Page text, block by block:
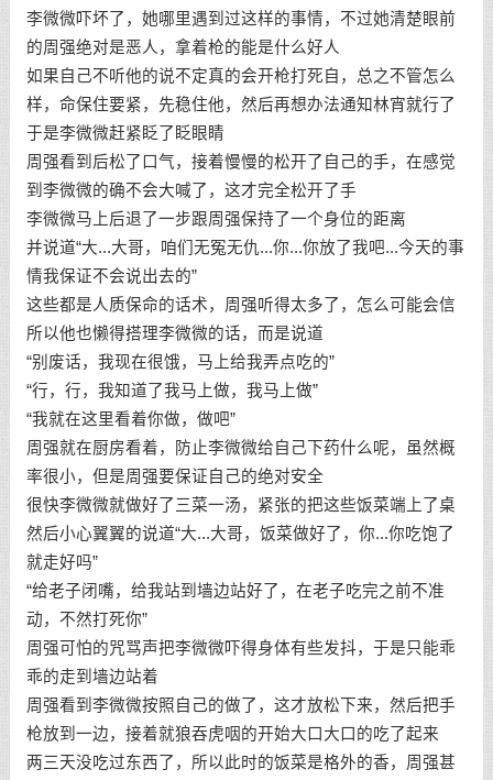
李微微吓坏了，她哪里遇到过这样的事情，不过她清楚眼前
的周强绝对是恶人，拿着枪的能是什么好人
如果自己不听他的说不定真的会开枪打死自，总之不管怎么
样，命保住要紧，先稳住他，然后再想办法通知林宵就行了
于是李微微赶紧眨了眨眼睛
周强看到后松了口气，接着慢慢的松开了自己的手，在感觉
到李微微的确不会大喊了，这才完全松开了手
李微微马上后退了一步跟周强保持了一个身位的距离
并说道“大...大哥，咱们无冤无仇...你...你放了我吧...今天的事
情我保证不会说出去的”
这些都是人质保命的话术，周强听得太多了，怎么可能会信
所以他也懒得搭理李微微的话，而是说道
“别废话，我现在很饿，马上给我弄点吃的”
“行，行，我知道了我马上做，我马上做”
“我就在这里看着你做，做吧”
周强就在厨房看着，防止李微微给自己下药什么呢，虽然概
率很小，但是周强要保证自己的绝对安全
很快李微微就做好了三菜一汤，紧张的把这些饭菜端上了桌
然后小心翼翼的说道“大...大哥，饭菜做好了，你...你吃饱了
就走好吗”
“给老子闭嘴，给我站到墙边站好了，在老子吃完之前不准
动，不然打死你”
周强可怕的咒骂声把李微微吓得身体有些发抖，于是只能乖
乖的走到墙边站着
周强看到李微微按照自己的做了，这才放松下来，然后把手
枪放到一边，接着就狼吞虎咽的开始大口大口的吃了起来
两三天没吃过东西了，所以此时的饭菜是格外的香，周强甚